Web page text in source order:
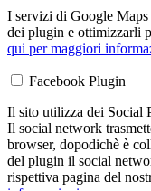
I servizi di Google
dei plugin e ottimizzarli
qui per maggiori
Facebook Plugin
Il sito utilizza dei Social
Il social network
browser, dopodichè è
del plugin il social
rispettiva pagina del